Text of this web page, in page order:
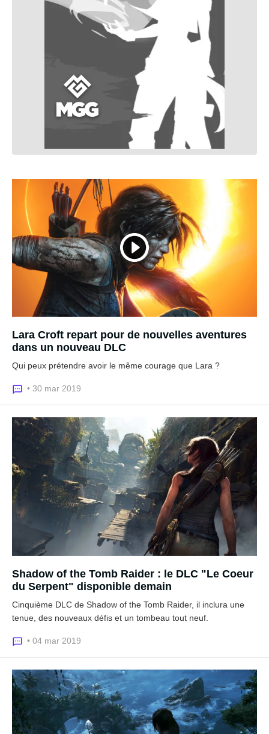
Lara Croft repart pour de nouvelles aventures
dans un nouveau DLC
Qui peux prétendre avoir le même courage que Lara ?
• 30 mar 2019
Shadow of the Tomb Raider : le DLC "Le Coeur
du Serpent" disponible demain
Cinquième DLC de Shadow of the Tomb Raider, il inclura une
tenue, des nouveaux défis et un tombeau tout neuf.
• 04 mar 2019